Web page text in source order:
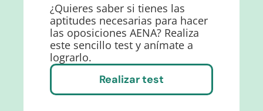
¿Quieres saber si tienes las
aptitudes necesarias para hacer
las oposiciones AENA? Realiza
este sencillo test y anímate a
lograrlo.
Realizar test